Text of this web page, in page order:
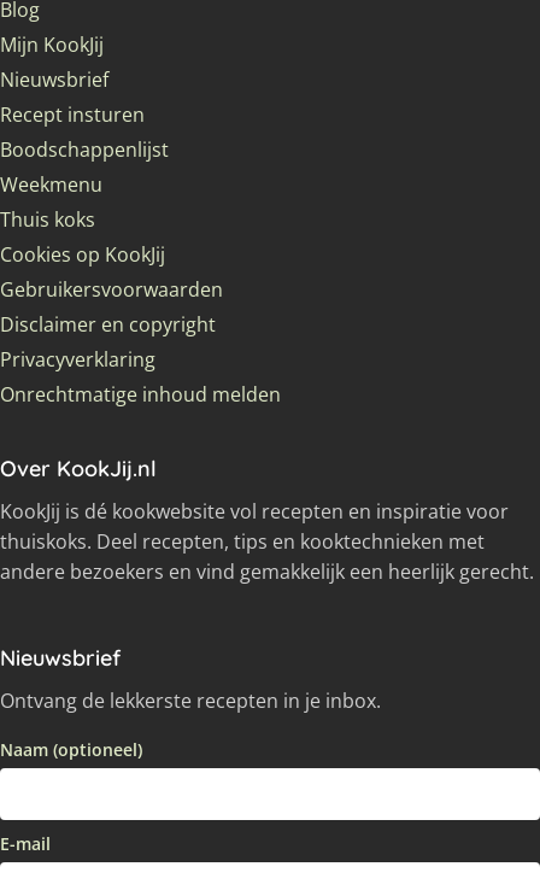
Blog
Mijn KookJij
Nieuwsbrief
Recept insturen
Boodschappenlijst
Weekmenu
Thuis koks
Cookies op KookJij
Gebruikersvoorwaarden
Disclaimer en copyright
Privacyverklaring
Onrechtmatige inhoud melden
Over KookJij.nl
KookJij is dé kookwebsite vol recepten en inspiratie voor
thuiskoks. Deel recepten, tips en kooktechnieken met
andere bezoekers en vind gemakkelijk een heerlijk gerecht.
Nieuwsbrief
Ontvang de lekkerste recepten in je inbox.
Naam (optioneel)
E-mail